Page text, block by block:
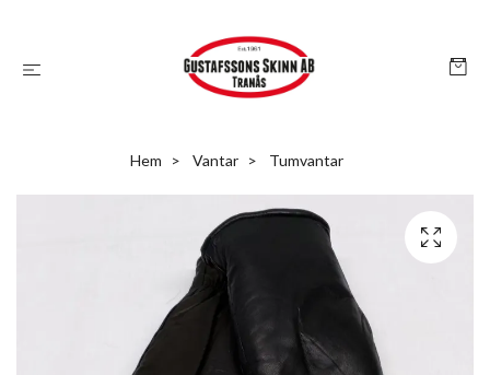
Hem Vantar Tumvantar